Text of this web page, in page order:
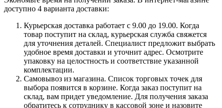
доступно 4 варианта доставки:
Курьерская доставка работает с 9.00 до 19.00. Когда
товар поступит на склад, курьерская служба свяжется
для уточнения деталей. Специалист предложит выбрать
удобное время доставки и уточнит адрес. Осмотрите
упаковку на целостность и соответствие указанной
комплектации.
Самовывоз из магазина. Список торговых точек для
выбора появится в корзине. Когда заказ поступит на
склад, вам придет уведомление. Для получения заказа
обратитесь к сотруднику в кассовой зоне и назовите